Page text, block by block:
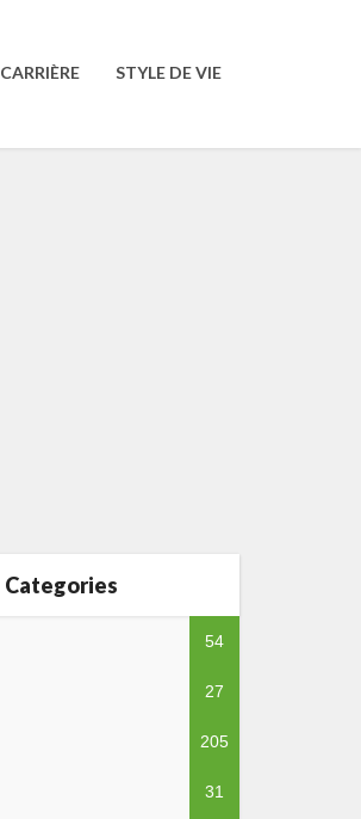
CARRIÈRE STYLE DE VIE
Categories
54
27
205
31